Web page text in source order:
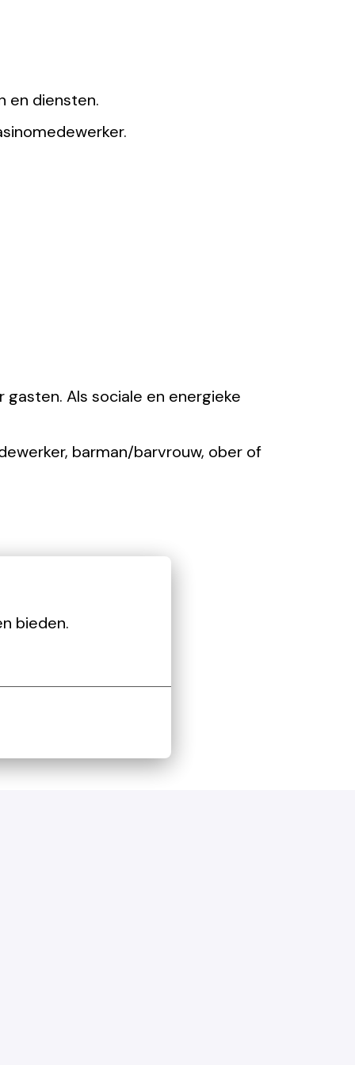
bieden.
en diensten.
Als sociale en energieke
barman/barvrouw, ober of